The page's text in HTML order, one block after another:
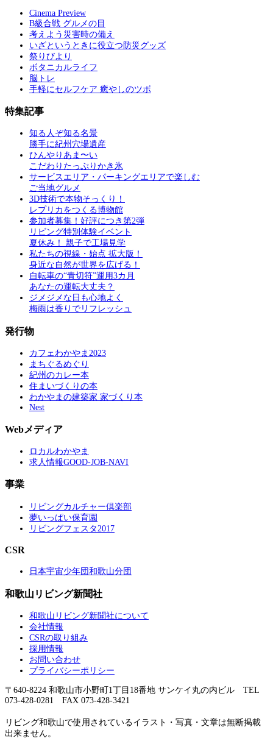
Cinema Preview
B級合戦 グルメの目
考えよう災害時の備え
いざというときに役立つ防災グッズ
祭りびより
ボタニカルライフ
脳トレ
手軽にセルフケア 癒やしのツボ
特集記事
知る人ぞ知る名景
勝手に紀州穴場遺産
ひんやりあま〜い
こだわりたっぷりかき氷
サービスエリア・パーキングエリアで楽しむ
ご当地グルメ
3D技術で本物そっくり！
レプリカをつくる博物館
参加者募集！好評につき第2弾
リビング特別体験イベント
夏休み！ 親子で工場見学
私たちの視線・始点 拡大版！
身近な自然が世界を広げる！
自転車の“青切符”運用3カ月
あなたの運転大丈夫？
ジメジメな日も心地よく
梅雨は香りでリフレッシュ
発行物
カフェわかやま2023
まちぐるめぐり
紀州のカレー本
住まいづくりの本
わかやまの建築家 家づくり本
Nest
Webメディア
ロカルわかやま
求人情報GOOD-JOB-NAVI
事業
リビングカルチャー倶楽部
夢いっぱい保育園
リビングフェスタ2017
CSR
日本宇宙少年団和歌山分団
和歌山リビング新聞社
和歌山リビング新聞社について
会社情報
CSRの取り組み
採用情報
お問い合わせ
プライバシーポリシー
〒640-8224 和歌山市小野町1丁目18番地 サンケイ丸の内ビル TEL
073-428-0281 FAX 073-428-3421
リビング和歌山で使用されているイラスト・写真・文章は無断掲載
出来ません。